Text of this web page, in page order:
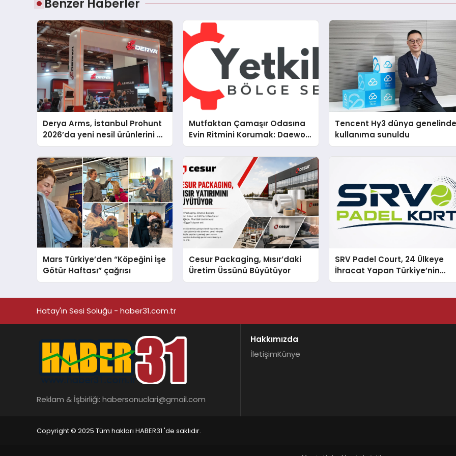
Benzer Haberler
Derya Arms, İstanbul Prohunt
2026’da yeni nesil ürünlerini ve
global marka vizyonunu
sergiledi
Mutfaktan Çamaşır Odasına
Evin Ritmini Korumak: Daewoo
Cihazlarında Dürüst Teknik
Destek Deneyimi
Tencent Hy3 dünya
kullanıma sunuldu
Mars Türkiye’den “Köpeğini İşe
Götür Haftası” çağrısı
Cesur Packaging, Mısır’daki
Üretim Üssünü Büyütüyor
SRV Padel Court, 24 Ülkeye
İhracat Yapan Türkiye’nin
Padel Kortu Üretim Gücü
Hatay'ın Sesi Soluğu - haber31.com.tr
Reklam & İşbirliği: habersonuclari@gmail.com
Hakkımızda
İletişimKünye
Copyright © 2025 Tüm hakları HABER31 'de saklıdır.